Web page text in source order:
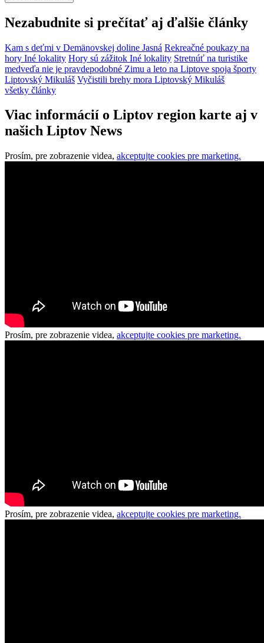
Nezabudnite si prečítať aj ďalšie články
Kam s deťmi v Demänovskej doline Jasná Rekreačné poukazy na
hory Iné lokality Hory sú zážitok Iné lokality Stretnúť na turistike
medveďa nie je pravdepodobné Zimu a leto na Liptove spoja športy
Liptovský Mikuláš Vyčistili brehy mora Liptovský Mikuláš
všetky články
Viac informácií o Liptov region karte aj v
našich Liptov News
Prosím, pre zobrazenie videa, akceptujte cookies pre marketing.
Prosím, pre zobrazenie videa, akceptujte cookies pre marketing.
Prosím, pre zobrazenie videa, akceptujte cookies pre marketing.